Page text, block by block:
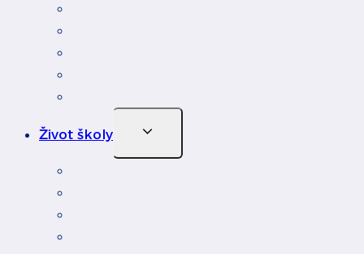
Život školy
Toggle
Menu